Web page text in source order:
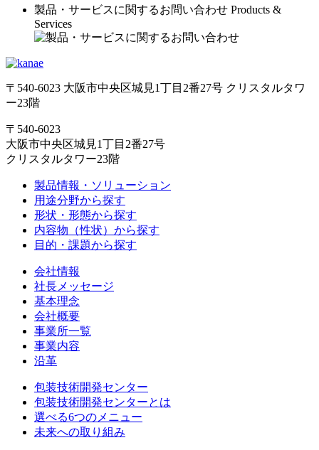
製品・サービスに関するお問い合わせ Products &
Services
〒540-6023 大阪市中央区城見1丁目2番27号 クリスタルタワ
ー23階
〒540-6023
大阪市中央区城見1丁目2番27号
クリスタルタワー23階
製品情報・ソリューション
用途分野から探す
形状・形態から探す
内容物（性状）から探す
目的・課題から探す
会社情報
社長メッセージ
基本理念
会社概要
事業所一覧
事業内容
沿革
包装技術開発センター
包装技術開発センターとは
選べる6つのメニュー
未来への取り組み